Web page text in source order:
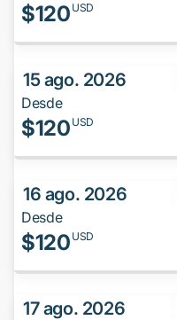
$120 USD
15 ago. 2026
Desde
$120 USD
16 ago. 2026
Desde
$120 USD
17 ago. 2026